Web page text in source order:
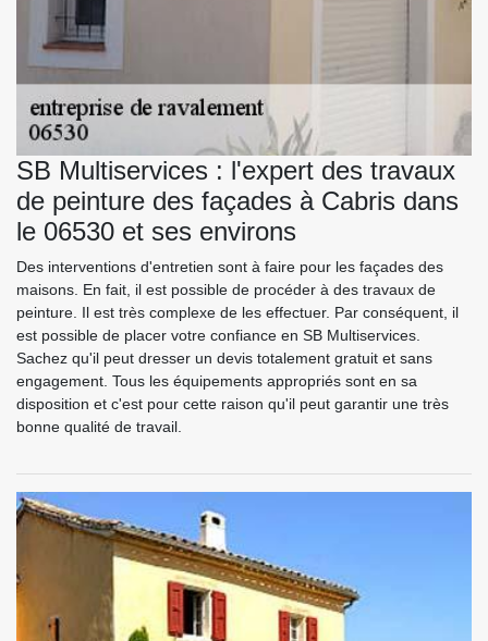
SB Multiservices : l'expert des travaux
de peinture des façades à Cabris dans
le 06530 et ses environs
Des interventions d'entretien sont à faire pour les façades des
maisons. En fait, il est possible de procéder à des travaux de
peinture. Il est très complexe de les effectuer. Par conséquent, il
est possible de placer votre confiance en SB Multiservices.
Sachez qu'il peut dresser un devis totalement gratuit et sans
engagement. Tous les équipements appropriés sont en sa
disposition et c'est pour cette raison qu'il peut garantir une très
bonne qualité de travail.